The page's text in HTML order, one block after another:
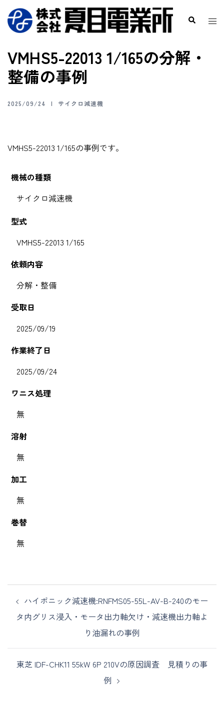
VMHS5-22013 1/165の分解・
整備の事例
2025/09/24 サイクロ減速機
VMHS5-22013 1/165の事例です。
機械の種類
サイクロ減速機
型式
VMHS5-22013 1/165
依頼内容
分解・整備
受取日
2025/09/19
作業終了日
2025/09/24
ワニス処理
無
溶射
無
加工
無
巻替
無
ハイポニック減速機:RNFMS05-55L-AV-B-240のモー
タ内グリス浸入・モータ出力軸欠け・減速機出力軸よ
り油漏れの事例
東芝 IDF-CHK11 55kW 6P 210Vの原因調査 見積りの事
例